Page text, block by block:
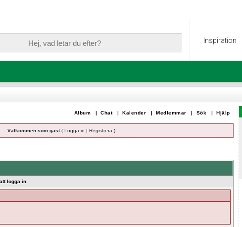
Inspiration
Hjälp
Sök |
Medlemmar |
Kalender |
Chat |
Album |
Välkommen som gäst( Logga in | Registrera )
logga in.